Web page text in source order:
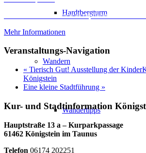
Hardtbergturm
Wandern
Wandertipps
Erforderlichen Service akzeptieren und Inhalte
Mehr Informationen
Veranstaltungs-Navigation
« Tierisch Gut! Ausstellung der
Königstein
Eine kleine Stadtführung »
Kur- und Stadtinformation
Hauptstraße 13 a – Kurparkpassage
61462 Königstein im Taunus
Telefon 06174 202251